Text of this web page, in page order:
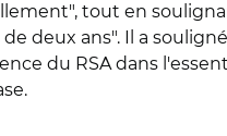
tout en
deux ans". Il a
du RSA dans